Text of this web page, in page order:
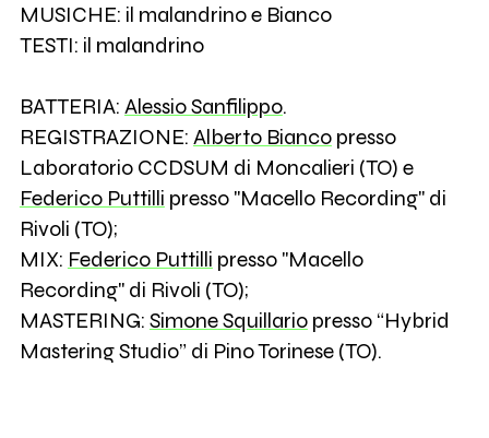
MUSICHE: il malandrino e Bianco
TESTI: il malandrino
BATTERIA: Alessio Sanfilippo.
REGISTRAZIONE: Alberto Biancopresso
Laboratorio CCDSUM di Moncalieri (TO) e
Federico Puttilli presso "Macello Recording" di
Rivoli (TO);
MIX: Federico Puttilli presso "Macello
Recording" di Rivoli (TO);
MASTERING: Simone Squillariopresso “Hybrid
Mastering Studio” di Pino Torinese (TO).